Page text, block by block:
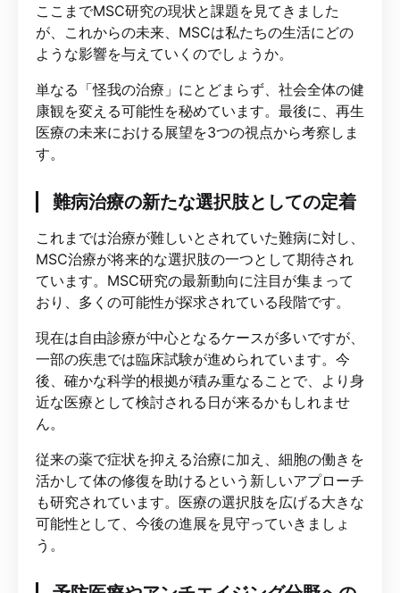
ここまでMSC研究の現状と課題を見てきました
が、これからの未来、MSCは私たちの生活にどの
ような影響を与えていくのでしょうか。
単なる「怪我の治療」にとどまらず、社会全体の健
康観を変える可能性を秘めています。最後に、再生
医療の未来における展望を3つの視点から考察しま
す。
難病治療の新たな選択肢としての定着
これまでは治療が難しいとされていた難病に対し、
MSC治療が将来的な選択肢の一つとして期待され
ています。MSC研究の最新動向に注目が集まって
おり、多くの可能性が探求されている段階です。
現在は自由診療が中心となるケースが多いですが、
一部の疾患では臨床試験が進められています。今
後、確かな科学的根拠が積み重なることで、より身
近な医療として検討される日が来るかもしれませ
ん。
従来の薬で症状を抑える治療に加え、細胞の働きを
活かして体の修復を助けるという新しいアプローチ
も研究されています。医療の選択肢を広げる大きな
可能性として、今後の進展を見守っていきましょ
う。